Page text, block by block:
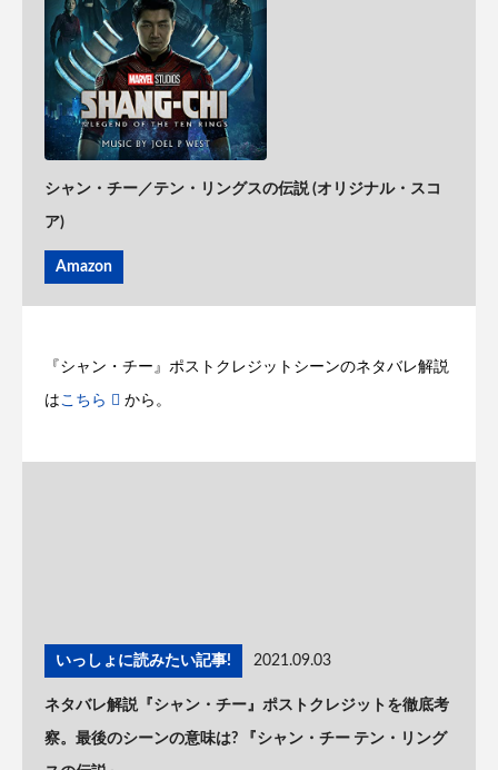
シャン・チー／テン・リングスの伝説 (オリジナル・スコ
ア)
Amazon
『シャン・チー』ポストクレジットシーンのネタバレ解説
はこちら から。
いっしょに読みたい記事! 2021.09.03
ネタバレ解説『シャン・チー』ポストクレジットを徹底考
察。最後のシーンの意味は? 『シャン・チー テン・リング